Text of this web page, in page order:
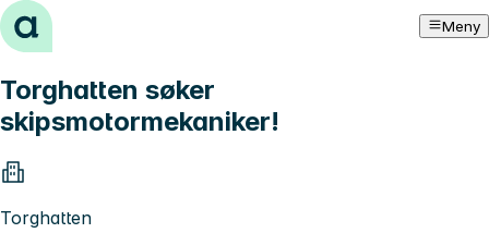
Hopp til innhold Meny
Torghatten søker
skipsmotormekaniker!
Torghatten